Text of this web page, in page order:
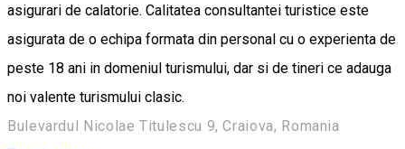
asigurari de calatorie. Calitatea consultantei turistice este
asigurata de o echipa formata din personal cu o experienta de
peste 18 ani in domeniul turismului, dar si de tineri ce adauga
noi valente turismului clasic.
Bulevardul Nicolae Titulescu 9, Craiova, Romania